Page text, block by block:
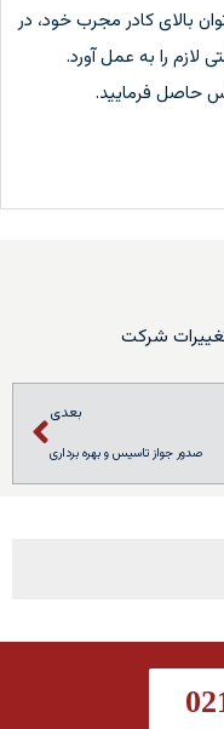
بالای کادر مجرب خود، در
لازم را به عمل آورد.
حاصل فرمایید.
شرکت
بعدی
صدور جواز تاسیس و بهره برداری